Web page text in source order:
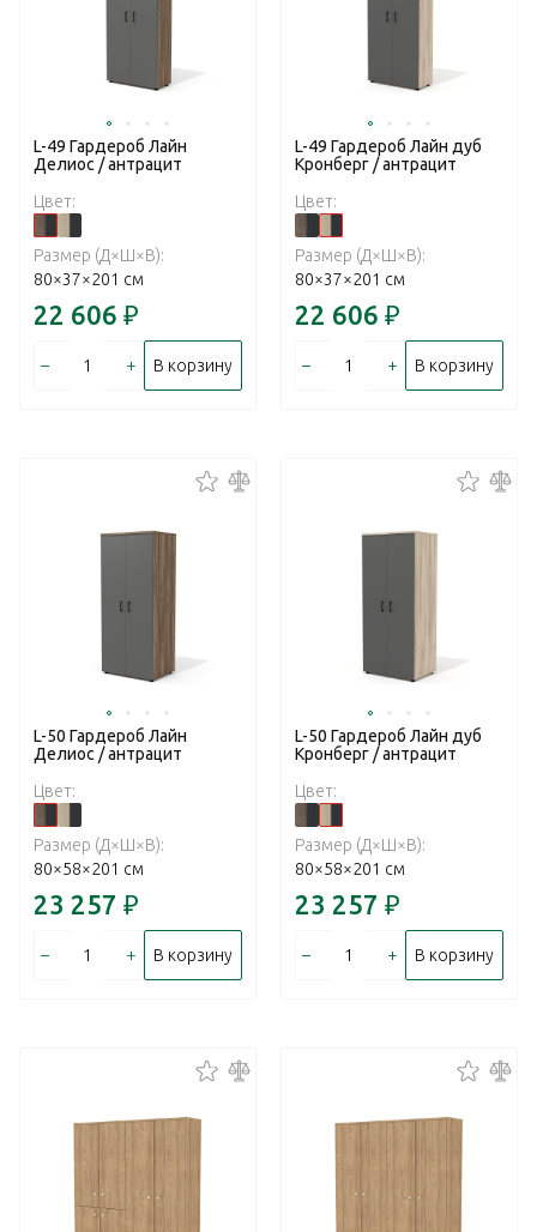
L-49 Гардероб Лайн
Делиос / антрацит
Цвет:
Размер (Д×Ш×В):
80×37×201 см
22 606 ₽
– + В корзину
L-49 Гардероб Лайн дуб
Кронберг / антрацит
Цвет:
Размер (Д×Ш×В):
80×37×201 см
22 606 ₽
– + В корзину
L-50 Гардероб Лайн
Делиос / антрацит
Цвет:
Размер (Д×Ш×В):
80×58×201 см
23 257 ₽
– + В корзину
L-50 Гардероб Лайн дуб
Кронберг / антрацит
Цвет:
Размер (Д×Ш×В):
80×58×201 см
23 257 ₽
– + В корзину